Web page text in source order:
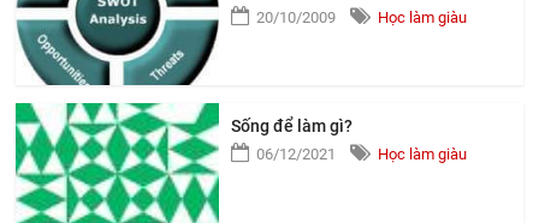
20/10/2009 Học làm giàu
Sống để làm gì?
06/12/2021 Học làm giàu